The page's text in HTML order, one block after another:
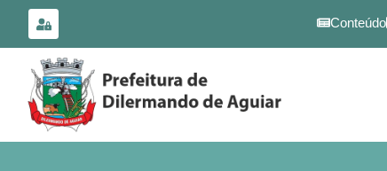
conteúdo
Conteúdo